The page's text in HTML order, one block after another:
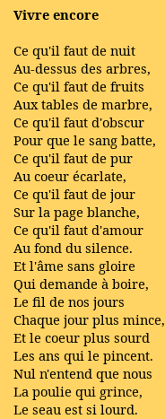
Vivre encore
Ce qu'il faut de nuit
Au-dessus des arbres,
Ce qu'il faut de fruits
Aux tables de marbre,
Ce qu'il faut d'obscur
Pour que le sang batte,
Ce qu'il faut de pur
Au coeur écarlate,
Ce qu'il faut de jour
Sur la page blanche,
Ce qu'il faut d'amour
Au fond du silence.
Et l'âme sans gloire
Qui demande à boire,
Le fil de nos jours
Chaque jour plus mince,
Et le coeur plus sourd
Les ans qui le pincent.
Nul n'entend que nous
La poulie qui grince,
Le seau est si lourd.